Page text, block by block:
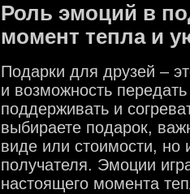
Роль эмоций в
момент тепла и
Подарки для друзей –
и возможность
поддерживать и
выбираете подарок,
виде или стоимости, но
получателя. Эмоции
настоящего момента